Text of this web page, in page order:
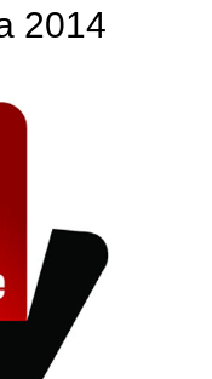
2014